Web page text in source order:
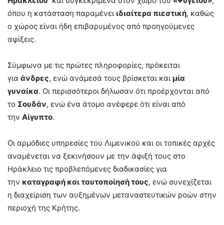
όπου η κατάσταση παραμένει ιδιαίτερα πιεστική, καθώς
ο χώρος είναι ήδη επιβαρυμένος από προηγούμενες
αφίξεις.
Σύμφωνα με τις πρώτες πληροφορίες, πρόκειται
για άνδρες, ενώ ανάμεσά τους βρίσκεται και μία
γυναίκα. Οι περισσότεροι δήλωσαν ότι προέρχονται από
το Σουδάν, ενώ ένα άτομο ανέφερε ότι είναι από
την Αίγυπτο.
Οι αρμόδιες υπηρεσίες του Λιμενικού και οι τοπικές αρχές
αναμένεται να ξεκινήσουν με την άφιξή τους στο
Ηράκλειο τις προβλεπόμενες διαδικασίες για
την καταγραφή και ταυτοποίησή τους, ενώ συνεχίζεται
η διαχείριση των αυξημένων μεταναστευτικών ροών στην
περιοχή της Κρήτης.